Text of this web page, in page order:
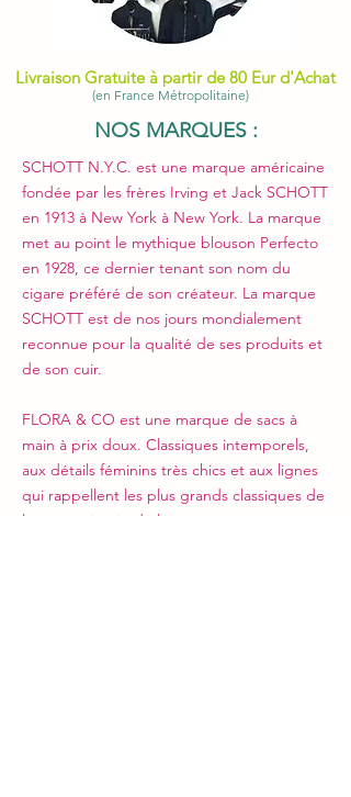
(en France Métropolitaine)
Livraison Gratuite à partir de 80 Eur d'Achat
NOS MARQUES :
SCHOTT N.Y.C. est une marque américaine
fondée par les frères Irving et Jack SCHOTT
en 1913 à New York à New York. La marque
met au point le mythique blouson Perfecto
en 1928, ce dernier tenant son nom du
cigare préféré de son créateur. La marque
SCHOTT est de nos jours mondialement
reconnue pour la qualité de ses produits et
de son cuir.
FLORA & CO est une marque de sacs à
main à prix doux. Classiques intemporels,
aux détails féminins très chics et aux lignes
qui rappellent les plus grands classiques de
la maroquinerie de luxe.